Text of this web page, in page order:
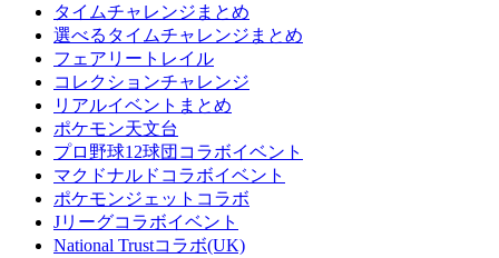
タイムチャレンジまとめ
選べるタイムチャレンジまとめ
フェアリートレイル
コレクションチャレンジ
リアルイベントまとめ
ポケモン天文台
プロ野球12球団コラボイベント
マクドナルドコラボイベント
ポケモンジェットコラボ
Jリーグコラボイベント
National Trustコラボ(UK)